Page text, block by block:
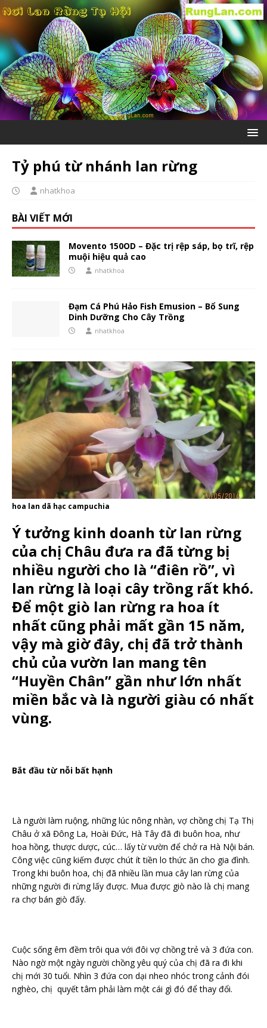
Tỷ phú từ nhánh lan rừng
nhatkhoa
BÀI VIẾT MỚI
Movento 150OD – Đặc trị rệp sáp, bọ trĩ, rệp
muội hiệu quả cao
nhatkhoa
Đạm Cá Phú Hảo Fish Emusion – Bổ Sung
Dinh Dưỡng Cho Cây Trồng
nhatkhoa
hoa lan dã hạc campuchia
Ý tưởng kinh doanh từ lan rừng
của chị Châu đưa ra đã từng bị
nhiều người cho là “điên rồ”, vì
lan rừng là loại cây trồng rất khó.
Để một giò lan rừng ra hoa ít
nhất cũng phải mất gần 15 năm,
vậy mà giờ đây, chị đã trở thành
chủ của vườn lan mang tên
“Huyền Chân” gần như lớn nhất
miền bắc và là người giàu có nhất
vùng.
Bắt đầu từ nỗi bất hạnh
Là người làm ruộng, những lúc nông nhàn, vợ chồng chị Tạ Thị
Châu ở xã Đông La, Hoài Đức, Hà Tây đã đi buôn hoa, như
hoa hồng, thược dược, cúc… lấy từ vườn để chở ra Hà Nội bán.
Công việc cũng kiếm được chút ít tiền lo thức ăn cho gia đình.
Trong khi buôn hoa, chị đã nhiều lần mua cây lan rừng của
những người đi rừng lấy được. Mua được giò nào là chị mang
ra chợ bán giò đấy.
Cuộc sống êm đềm trôi qua với đôi vợ chồng trẻ và 3 đứa con.
Nào ngờ một ngày người chồng yêu quý của chị đã ra đi khi
chị mới 30 tuổi. Nhìn 3 đứa con dại nheo nhóc trong cảnh đói
nghèo, chị quyết tâm phải làm một cái gì đó để thay đổi.